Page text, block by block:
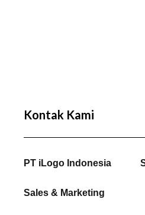
Kontak Kami
PT iLogo Indonesia
Sales & Marketing